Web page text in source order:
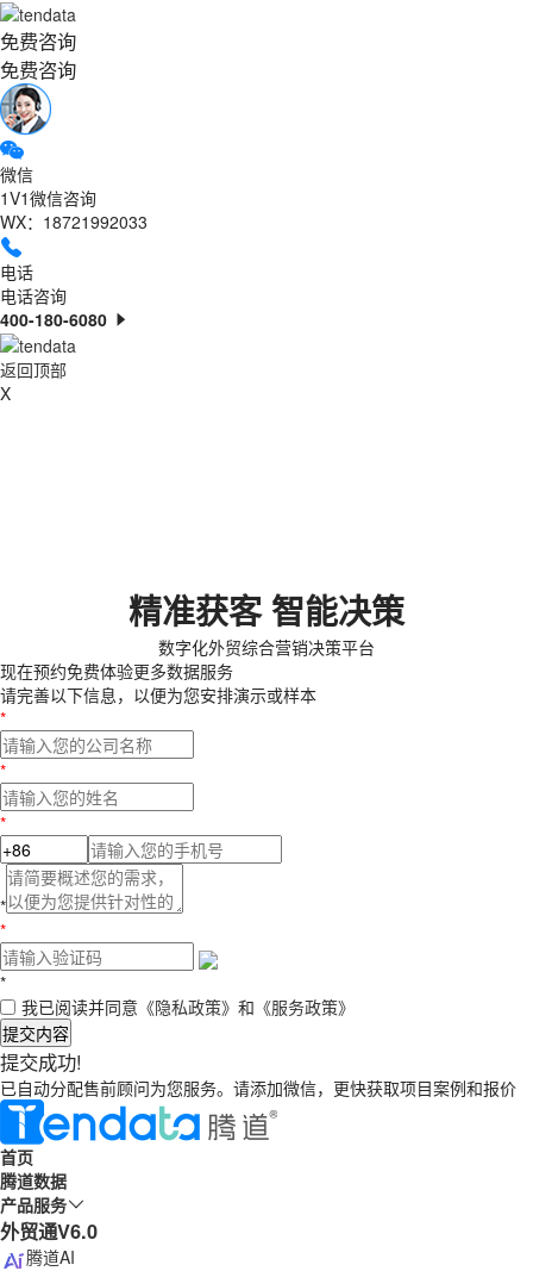
免费咨询
免费咨询
微信
1V1微信咨询
WX：18721992033
电话
电话咨询
400-180-6080
返回顶部
X
精准获客 智能决策
数字化外贸综合营销决策平台
现在预约免费体验更多数据服务
请完善以下信息，以便为您安排演示或样本
*
*
*
*
*
*
我已阅读并同意 《隐私政策》 和 《服务政策》
提交内容
提交成功!
已自动分配售前顾问为您服务。请添加微信，更快获取项目案例和报价
首页
腾道数据
产品服务
外贸通V6.0
腾道AI